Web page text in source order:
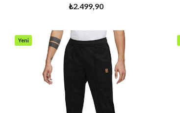
₺2.499,90
Yeni